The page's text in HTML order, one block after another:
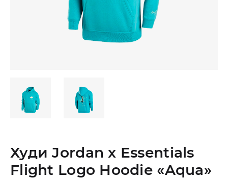
Худи Jordan x Essentials
Flight Logo Hoodie «Aqua»